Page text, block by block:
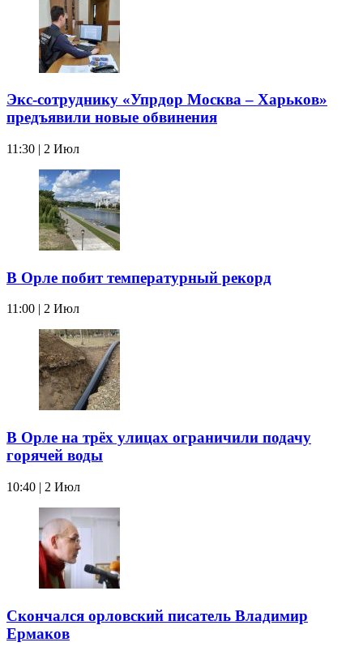
Экс-сотруднику «Упрдор Москва – Харьков»
предъявили новые обвинения
11:30 | 2 Июл
В Орле побит температурный рекорд
11:00 | 2 Июл
В Орле на трёх улицах ограничили подачу
горячей воды
10:40 | 2 Июл
Скончался орловский писатель Владимир
Ермаков